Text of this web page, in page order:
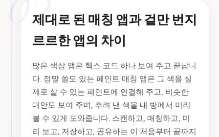
02
제대로 된 매칭 앱과 겉만 번지
르르한 앱의 차이
많은 색상 앱은 헥스 코드 하나 보여 주고 끝납니
다. 정말 쓸모 있는 페인트 매칭 앱은 그 색을 실
제로 살 수 있는 페인트에 연결해 주고, 비슷한
대안도 보여 주며, 추려 낸 색을 내 방에서 미리
볼 수 있게 도와줍니다. 스캔하고, 매칭하고, 미
리 보고, 저장하고, 공유하는 이 처음부터 끝까지